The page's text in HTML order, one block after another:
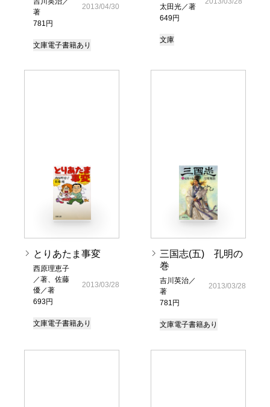
著
781円
2013/04/30
文庫電子書籍あり
太田光／著
649円
文庫
とりあたま事変
西原理恵子
／著、佐藤
優／著
693円
2013/03/28
文庫電子書籍あり
三国志(五) 孔明の
巻
吉川英治／
著
781円
2013/03/28
文庫電子書籍あり